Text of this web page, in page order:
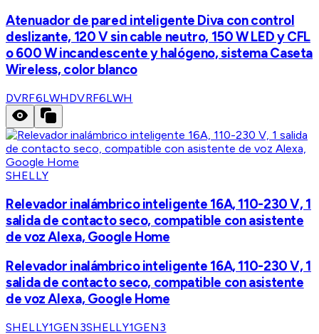
Atenuador de pared inteligente Diva con control
deslizante, 120 V sin cable neutro, 150 W LED y CFL
o 600 W incandescente y halógeno, sistema Caseta
Wireless, color blanco
DVRF6LWHDVRF6LWH
SHELLY
Relevador inalámbrico inteligente 16A, 110-230 V, 1
salida de contacto seco, compatible con asistente
de voz Alexa, Google Home
Relevador inalámbrico inteligente 16A, 110-230 V, 1
salida de contacto seco, compatible con asistente
de voz Alexa, Google Home
SHELLY1GEN3SHELLY1GEN3